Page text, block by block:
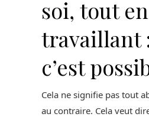
soi, tout en
travaillant
c’est
Cela ne signifie pas tout
au contraire. Cela veut